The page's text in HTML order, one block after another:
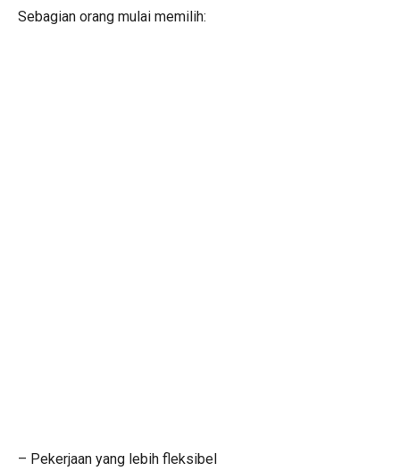
Sebagian orang mulai memilih:
– Pekerjaan yang lebih fleksibel